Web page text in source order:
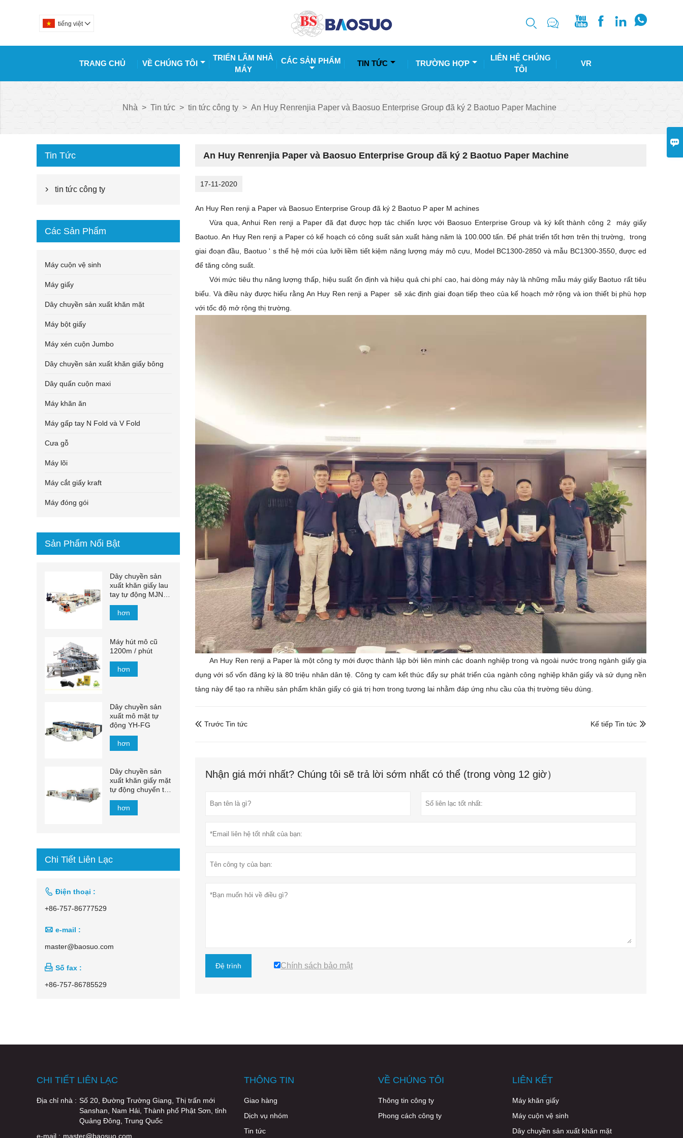

tiếng việt       
TRANG CHỦ VỀ CHÚNG TÔI
TRIỂN LÃM NHÀ
MÁY
CÁC SẢN PHẨM TIN TỨC TRƯỜNG HỢP
LIÊN HỆ CHÚNG
TÔI
VR
Nhà > Tin tức > tin tức công ty > An Huy Renrenjia Paper và Baosuo Enterprise Group đã ký 2 Baotuo Paper Machine
An Huy Renrenjia Paper và Baosuo Enterprise Group đã ký 2 Baotuo Paper Machine
17-11-2020
An Huy Ren renji a Paper và Baosuo Enterprise Group đã ký 2 Baotuo P aper M achines
Vừa qua, Anhui Ren renji a Paper đã đạt được hợp tác chiến lược với Baosuo Enterprise Group và ký kết thành công 2
máy giấy
Baotuo. An Huy Ren renji a Paper có kế hoạch có công suất sản xuất hàng năm là 100.000 tấn. Để phát triển tốt hơn trên thị trường,
trong
giai đoạn đầu, Baotuo' s thế hệ mới của lưỡi liềm tiết kiệm năng lượng máy mô cựu, Model BC1300-2850 và mẫu BC1300-3550, được ed
để tăng công suất.
Với mức tiêu thụ năng lượng thấp, hiệu suất ổn định và hiệu quả chi phí cao, hai dòng máy này là những mẫu máy giấy Baotuo rất tiêu
biểu. Và điều này được hiểu rằng An Huy Ren renjia Paper sẽ xác định giai đoạn tiếp theo của kế hoạch mở rộng và ion thiết bị phù hợp
với tốc độ mở rộng thị trường.
An Huy Ren renji a Paper là một công ty mới được thành lập bởi liên minh các doanh nghiệp trong và ngoài nước trong ngành giấy gia
dụng với số vốn đăng ký là 80 triệu nhân dân tệ. Công ty cam kết thúc đẩy sự phát triển của ngành công nghiệp khăn giấy và sử dụng nền
tảng này để tạo ra nhiều sản phẩm khăn giấy có giá trị hơn trong tương lai nhằm đáp ứng nhu cầu của thị trường tiêu dùng.
 Trước Tin tức 
Kế tiếp Tin tức
Nhận giá mới nhất? Chúng tôi sẽ trả lời sớm nhất có thể (trong vòng 12 giờ）
Đệ trình Chính sách bảo mật
Tin Tức
 tin tức công ty
Các Sản Phẩm
Máy cuộn vệ sinh
Máy giấy
Dây chuyền sản xuất khăn mặt
Máy bột giấy
Máy xén cuộn Jumbo
Dây chuyền sản xuất khăn giấy bông
Dây quấn cuộn maxi
Máy khăn ăn
Máy gấp tay N Fold và V Fold
Cưa gỗ
Máy lõi
Máy cắt giấy kraft
Máy đóng gói
Sản Phẩm Nổi Bật
Dây chuyền sản
xuất khăn giấy lau
tay tự động MJN-
PL
hơn
Máy hút mô cũ
1200m / phút
hơn
Dây chuyền sản
xuất mô mặt tự
động YH-FG
hơn
Dây chuyền sản
xuất khăn giấy mặt
tự động chuyển tự
động 1500mm -
2200mm
hơn
Chi Tiết Liên Lạc
 Điện thoại :
+86-757-86777529
 e-mail :
master@baosuo.com
 Số fax :
+86-757-86785529
CHI TIẾT LIÊN LẠC
Địa chỉ nhà : Số 20, Đường Trường Giang, Thị trấn mới
Sanshan, Nam Hải, Thành phố Phật Sơn, tỉnh
Quảng Đông, Trung Quốc
e-mail : master@baosuo.com
THÔNG TIN
Giao hàng
Dịch vụ nhóm
Tin tức
VỀ CHÚNG TÔI
Thông tin công ty
Phong cách công ty
LIÊN KẾT
Máy khăn giấy
Máy cuộn vệ sinh
Dây chuyền sản xuất khăn mặt